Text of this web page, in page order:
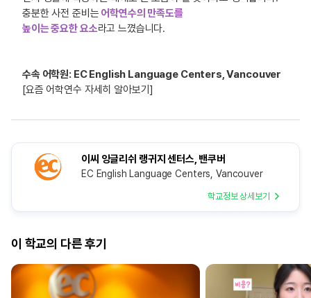
충분한 사전 준비는 어학연수의 만족도를
높이는 중요한 요소라고 느꼈습니다.
수속 어학원: EC English Language Centers, Vancouver
[요즘 어학연수 자세히 알아보기]
이씨 잉글리쉬 랭귀지 센터스, 밴쿠버
EC English Language Centers, Vancouver
학교정보 상세보기
이 학교의 다른 후기